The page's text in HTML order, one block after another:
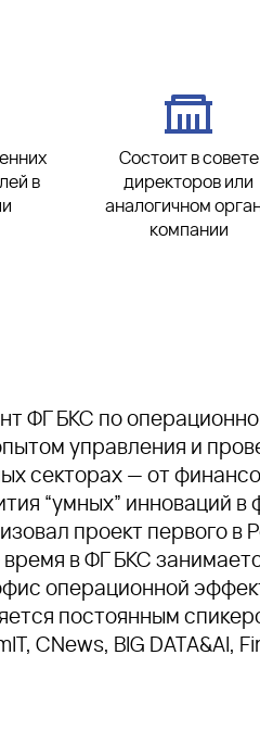
в
Состоит в совете
директоров или
аналогичном
компании
ФГ БКС по
управления и
секторах — от
“умных” инноваций
проект первого
в ФГ БКС
операционной
постоянным
CNews, BIG DATA&AI,